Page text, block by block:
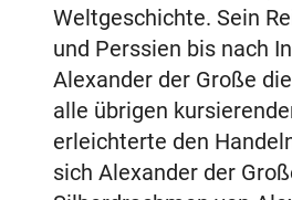
Weltgeschichte. Sein
und Perssien bis nach
Alexander der Große
alle übrigen
erleichterte den
sich Alexander der